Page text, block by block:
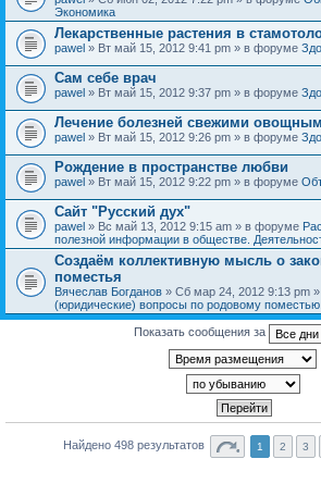
Экономика
Лекарственные растения в
pawel » Вт май 15, 2012 9:41 pm » в форуме
Сам себе врач
pawel » Вт май 15, 2012 9:37 pm » в форуме
Лечение болезней свежими
pawel » Вт май 15, 2012 9:26 pm » в форуме
Рождение в пространстве любви
pawel » Вт май 15, 2012 9:22 pm » в форуме
Сайт "Русский дух"
pawel » Вс май 13, 2012 9:15 am » в форуме
полезной информации в обществе.
Создаём коллективную мысль о
поместья
Вячеслав Богданов » Сб мар 24, 2012 9:13 pm
(юридические) вопросы по родовому
Показать сообщения за
Найдено 498 результатов 1 2 3